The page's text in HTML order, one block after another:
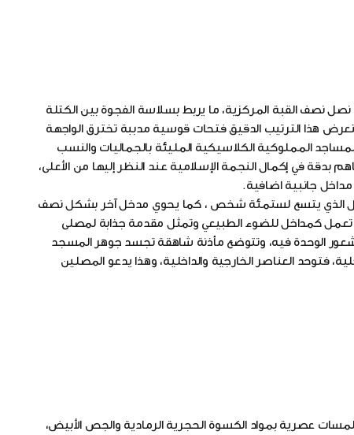
نصف القبة المركزية، ما يربط بسلاسة الفجوة بين الكتلة
هذا الترتيب الدقيق فتحات قوسية مدببة تخترق الواجهة
المملوكية الكلاسيكية المليئة بالجماليات والنسب
بدقة في إكمال النجمة الإسلامية عند النظر إليها من الأعلى،
جانبية اضافية.
الذي يتسع لستمئة شخص ، كما يحوي مدخل آخر بشكل نصف
تعمل كمداخل للضوء الطبيعي وتمثل مقدمة جذابة لمصلى
الوحدة فيه، وتتوضع مأذنة شاهقة تجسد جوهر المسجد
فتوحد العناصر الخارجية والداخلية، وهذا يدعو المصلين
عصرية بمواد الكسوة الحجرية الرمادية والجص الأبيض،